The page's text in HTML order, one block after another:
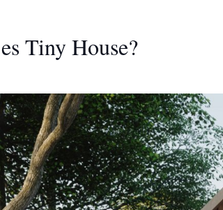
Tiny House?